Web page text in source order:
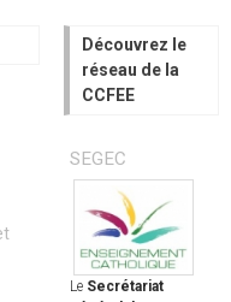
Découvrez le
réseau de la
CCFEE
SEGEC
Le Secrétariat